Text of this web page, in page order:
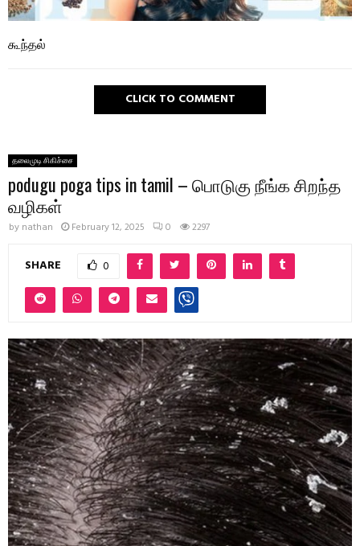
கூந்தல்
CLICK TO COMMENT
தலைமுடி சிகிச்சை
podugu poga tips in tamil – பொடுகு நீங்க சிறந்த
வழிகள்
by nathan February 12, 2025 0 2297
SHARE 0